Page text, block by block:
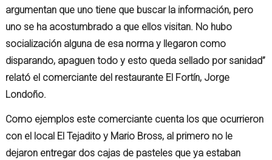
argumentan que uno tiene que buscar la información, pero
uno se ha acostumbrado a que ellos visitan. No hubo
socialización alguna de esa norma y llegaron como
disparando, apaguen todo y esto queda sellado por sanidad”
relató el comerciante del restaurante El Fortín, Jorge
Londoño.
Como ejemplos este comerciante cuenta los que ocurrieron
con el local El Tejadito y Mario Bross, al primero no le
dejaron entregar dos cajas de pasteles que ya estaban